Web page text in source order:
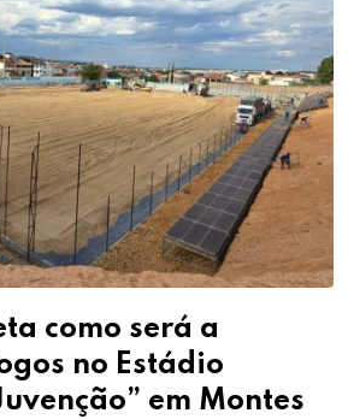
como será a
no Estádio
em Montes